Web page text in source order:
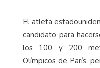
El atleta
candidato para
los 100 y 200
Olímpicos de París,